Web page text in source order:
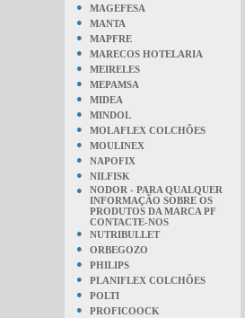
●
MAGEFESA
●
MANTA
●
MAPFRE
●
MARECOS HOTELARIA
●
MEIRELES
●
MEPAMSA
●
MIDEA
●
MINDOL
●
MOLAFLEX COLCHÕES
●
MOULINEX
●
NAPOFIX
●
NILFISK
●
NODOR - PARA QUALQUER
INFORMAÇÃO SOBRE OS
PRODUTOS DA MARCA PF
CONTACTE-NOS
●
NUTRIBULLET
●
ORBEGOZO
●
PHILIPS
●
PLANIFLEX COLCHÕES
●
POLTI
●
PROFICOOCK